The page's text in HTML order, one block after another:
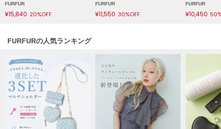
LILY BROWN Lingerie
リリーブラウンランジェリー
リトルユニオン トウキョウ
made of Organics
メイドオブオーガニクス
MICHU COQUETTE
ミチュ コケット
FURFUR
¥15,840 20%OFF
FURFUR
¥11,550 30%OFF
FURFUR
¥10,450
FURFURの人気ランキング